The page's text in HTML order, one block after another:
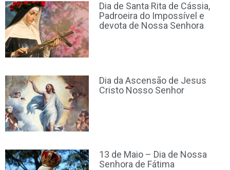
Dia de Santa Rita de Cássia,
Padroeira do Impossível e
devota de Nossa Senhora
Dia da Ascensão de Jesus
Cristo Nosso Senhor
13 de Maio – Dia de Nossa
Senhora de Fátima